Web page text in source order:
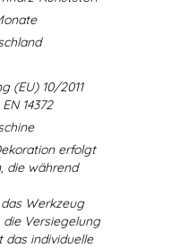
(EU) 10/2011
14372
erfolgt
die während
Werkzeug
Versiegelung
das individuelle